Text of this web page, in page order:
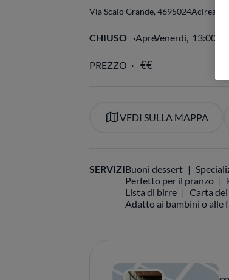
Via Scalo Grande, 4695024Acireale
CHIUSO ApreVenerdì, 13:00-
PREZZO
VEDI SULLA MAPPA
SERVIZIBuoni dessert
Perfetto per il pranzo
Lista di birre
Carta
Adatto ai bambini o alle